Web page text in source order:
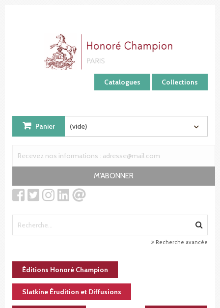
Catalogues Collections
Panier (vide)
M'ABONNER
Recherche avancée
Éditions Honoré Champion
Slatkine Érudition et Diffusions